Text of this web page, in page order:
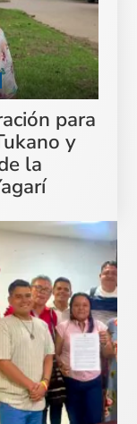
para
y
la